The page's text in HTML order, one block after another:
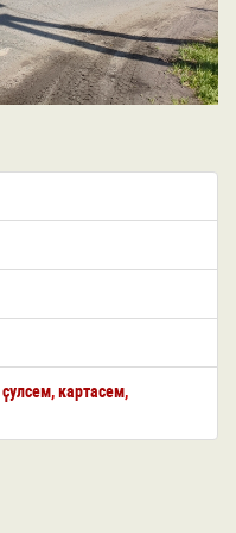
ҫулсем,картасем,